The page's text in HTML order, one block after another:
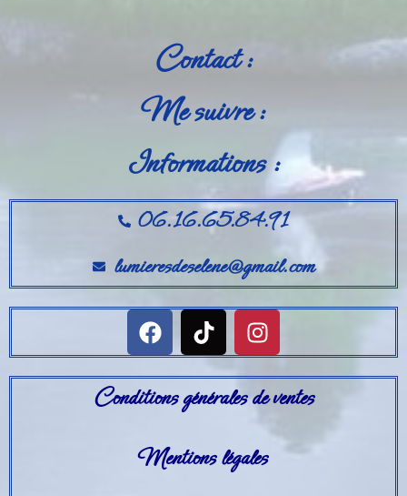
Contact :
Me suivre :
Informations :
06.16.65.84.91
lumieresdeselene@gmail.com
Conditions générales de ventes
Mentions légales